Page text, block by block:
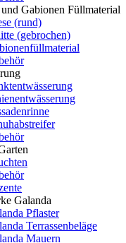
Gabionen Füllmaterial
(rund)
(gebrochen)
Galanda
Pflaster
Terrassenbeläge
Mauern